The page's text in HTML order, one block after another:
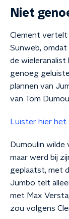
Niet
Clement vertelt
Sunweb,
de
genoeg
plannen van
van Tom
Luister hier
Dumoulin
maar werd bij
geplaatst, met
Jumbo telt
met Max
zou volgens